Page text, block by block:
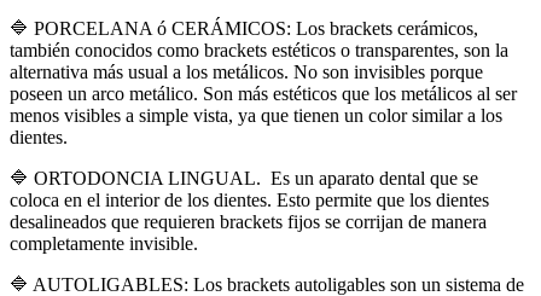
🔷 PORCELANA ó CERÁMICOS: Los brackets cerámicos,
también conocidos como brackets estéticos o transparentes, son la
alternativa más usual a los metálicos. No son invisibles porque
poseen un arco metálico. Son más estéticos que los metálicos al ser
menos visibles a simple vista, ya que tienen un color similar a los
dientes.
🔷 ORTODONCIA LINGUAL. Es un aparato dental que se
coloca en el interior de los dientes. Esto permite que los dientes
desalineados que requieren brackets fijos se corrijan de manera
completamente invisible.
🔷 AUTOLIGABLES: Los brackets autoligables son un sistema de